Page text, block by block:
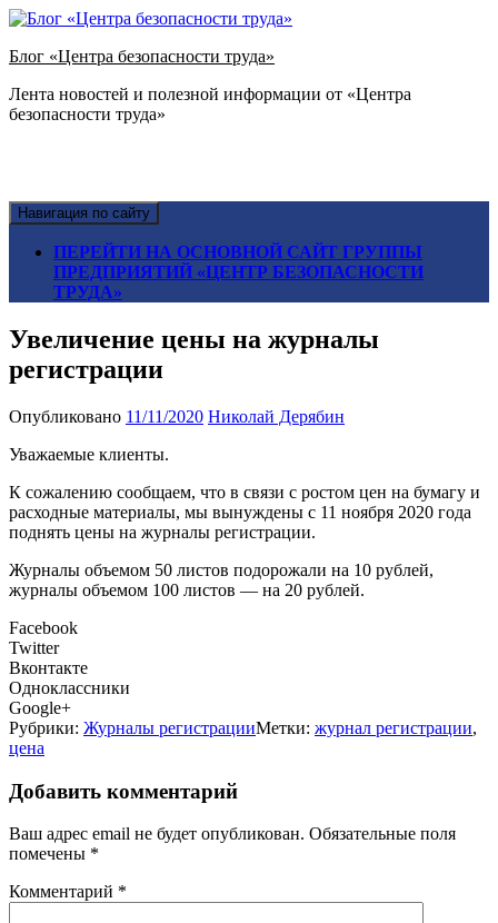
Блог «Центра безопасности труда»
Лента новостей и полезной информации от «Центра
безопасности труда»
Навигация по сайту
ПЕРЕЙТИ НА ОСНОВНОЙ САЙТ ГРУППЫ
ПРЕДПРИЯТИЙ «ЦЕНТР БЕЗОПАСНОСТИ
ТРУДА»
Увеличение цены на журналы
регистрации
Опубликовано 11/11/2020 Николай Дерябин
Уважаемые клиенты.
К сожалению сообщаем, что в связи с ростом цен на бумагу и
расходные материалы, мы вынуждены с 11 ноября 2020 года
поднять цены на журналы регистрации.
Журналы объемом 50 листов подорожали на 10 рублей,
журналы объемом 100 листов — на 20 рублей.
Facebook
Twitter
Вконтакте
Одноклассники
Google+
Рубрики: Журналы регистрацииМетки: журнал регистрации,
цена
Добавить комментарий
Ваш адрес email не будет опубликован. Обязательные поля
помечены *
Комментарий *